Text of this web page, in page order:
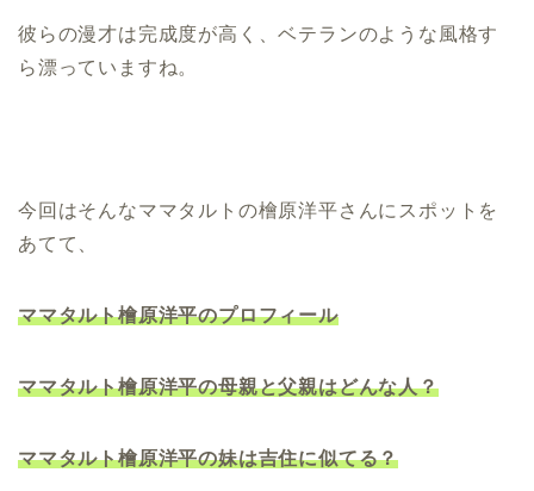
彼らの漫才は完成度が高く、ベテランのような風格す
ら漂っていますね。
今回はそんなママタルトの檜原洋平さんにスポットを
あてて、
ママタルト檜原洋平のプロフィール
ママタルト檜原洋平の母親と父親はどんな人？
ママタルト檜原洋平の妹は吉住に似てる？